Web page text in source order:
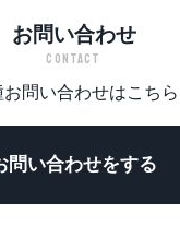
お問い合わせ
CONTACT
お問い合わせはこちら
問い合わせをする